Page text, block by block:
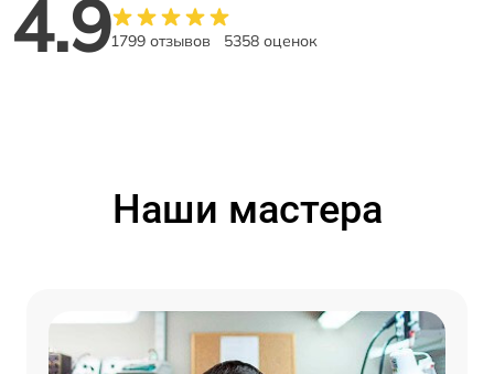
4.91799 отзывов 5358 оценок
Наши мастера